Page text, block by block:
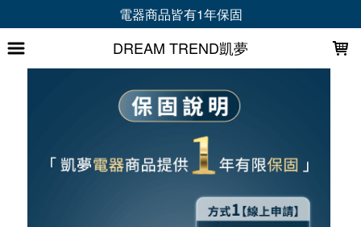
DREAM TREND凱夢
會員首購折 30 元｜加LINE再拿專屬禮+折50元